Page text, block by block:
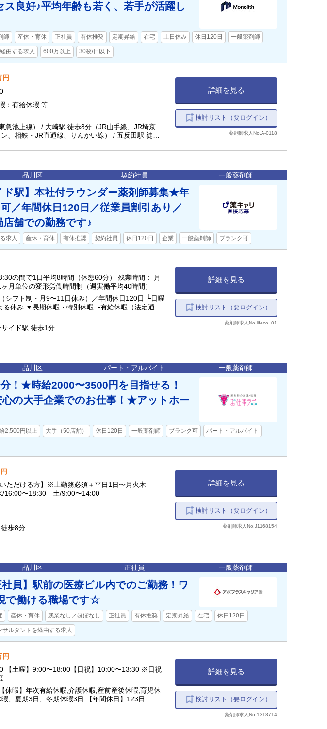
良好♪平均年齢も若く、若手が活躍し
師 産休・育休 正社員 有休推奨 定期昇給 在宅 土日休み 休日120日 一般薬剤師
由する求人 600万以上 30枚/日以下
円
：有給休暇 等
急池上線） / 大崎駅 徒歩8分（JR山手線、JR埼京
、相鉄・JR直通線、りんかい線） / 五反田駅 徒歩8
詳細を見る
検討リスト（要ログイン）
薬剤師求人No.A-0118
品川区 契約社員 一般薬剤師
ド駅】本社付ラウンダー薬剤師募集★年
／年間休日120日／従業員割引あり／
舗での勤務です♪
求人 産休・育休 有休推奨 契約社員 休日120日 企業 一般薬剤師 ブランク可
で1日平均8時間（休憩60分） 残業時間： 月
備考： 1ヶ月単位の変形労働時間制（週実働平均40時間）
シフト制・月9〜11日休み）／年間休日120日 └日曜
有給休暇（法定通
・産後休暇、配偶者出産特別休暇、育児休暇、介護
りんかい線 品川シーサイド駅 徒歩1分
詳細を見る
検討リスト（要ログイン）
薬剤師求人No.lifeco_01
品川区 パート・アルバイト 一般薬剤師
！★時給2000〜3500円を目指せる！
の大手企業でのお仕事！★アットホー
2,500円以上 大手（50店舗） 休日120日 一般薬剤師 ブランク可 パート・アルバイト
いただける方】※土勤務必須＋平日1日〜月火木
16:00〜18:30 土/9:00〜14:00
歩8分
詳細を見る
検討リスト（要ログイン）
薬剤師求人No.J1168154
品川区 正社員 一般薬剤師
員】駅前の医療ビル内でのご勤務！ワ
で働ける職場です☆
産休・育休 残業なし／ほぼなし 正社員 有休推奨 定期昇給 在宅 休日120日
サルタントを経由する求人
円
【土曜】9:00〜18:00【日祝】10:00〜13:30 ※日祝
休暇】年次有給休暇,介護休暇,産前産後休暇,育児休
、夏期3日、冬期休暇3日 【年間休日】123日
詳細を見る
検討リスト（要ログイン）
薬剤師求人No.1318714